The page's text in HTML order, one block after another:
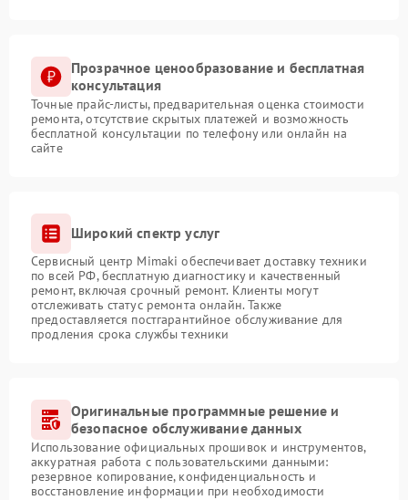
Прозрачное ценообразование и бесплатная
консультация
Точные прайс-листы, предварительная оценка стоимости
ремонта, отсутствие скрытых платежей и возможность
бесплатной консультации по телефону или онлайн на
сайте
Широкий спектр услуг
Сервисный центр Mimaki обеспечивает доставку техники
по всей РФ, бесплатную диагностику и качественный
ремонт, включая срочный ремонт. Клиенты могут
отслеживать статус ремонта онлайн. Также
предоставляется постгарантийное обслуживание для
продления срока службы техники
Оригинальные программные решение и
безопасное обслуживание данных
Использование официальных прошивок и инструментов,
аккуратная работа с пользовательскими данными:
резервное копирование, конфиденциальность и
восстановление информации при необходимости